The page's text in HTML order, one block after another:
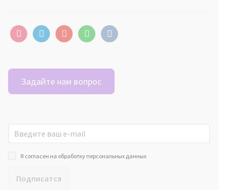
instagramtelegramyoutubewhatsappvkontakte
Задайте нам вопрос
Я согласен на обработку персональных данных
Подписатся